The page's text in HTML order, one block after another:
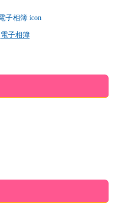
電子相簿